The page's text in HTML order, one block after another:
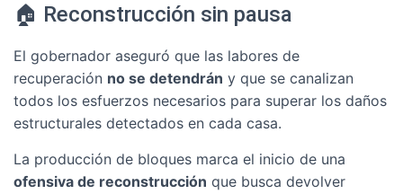
🏠 Reconstrucción sin pausa
El gobernador aseguró que las labores de
recuperación no se detendrán y que se canalizan
todos los esfuerzos necesarios para superar los daños
estructurales detectados en cada casa.
La producción de bloques marca el inicio de una
ofensiva de reconstrucción que busca devolver